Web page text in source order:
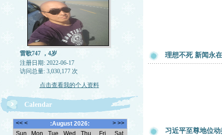
雷歌747 ，4岁
注册日期: 2022-06-17
访问总量: 3,030,177 次
点击查看我的个人资料
Calendar
理想不死 新闻永
习近平至尊地位